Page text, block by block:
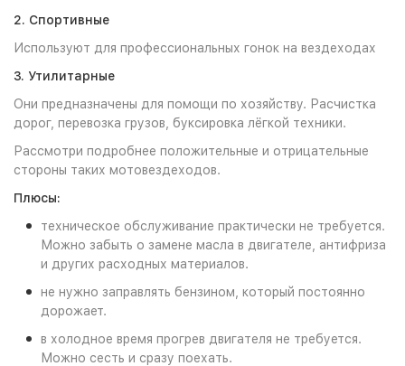
2. Спортивные
Используют для профессиональных гонок на вездеходах
3. Утилитарные
Они предназначены для помощи по хозяйству. Расчистка
дорог, перевозка грузов, буксировка лёгкой техники.
Рассмотри подробнее положительные и отрицательные
стороны таких мотовездеходов.
Плюсы:
техническое обслуживание практически не требуется.
Можно забыть о замене масла в двигателе, антифриза
и других расходных материалов.
не нужно заправлять бензином, который постоянно
дорожает.
в холодное время прогрев двигателя не требуется.
Можно сесть и сразу поехать.